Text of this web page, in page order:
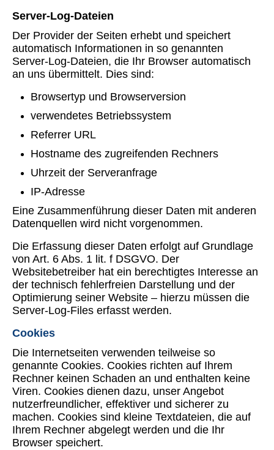
Server-Log-Dateien
Der Provider der Seiten erhebt und speichert
automatisch Informationen in so genannten
Server-Log-Dateien, die Ihr Browser automatisch
an uns übermittelt. Dies sind:
Browsertyp und Browserversion
verwendetes Betriebssystem
Referrer URL
Hostname des zugreifenden Rechners
Uhrzeit der Serveranfrage
IP-Adresse
Eine Zusammenführung dieser Daten mit anderen
Datenquellen wird nicht vorgenommen.
Die Erfassung dieser Daten erfolgt auf Grundlage
von Art. 6 Abs. 1 lit. f DSGVO. Der
Websitebetreiber hat ein berechtigtes Interesse an
der technisch fehlerfreien Darstellung und der
Optimierung seiner Website – hierzu müssen die
Server-Log-Files erfasst werden.
Cookies
Die Internetseiten verwenden teilweise so
genannte Cookies. Cookies richten auf Ihrem
Rechner keinen Schaden an und enthalten keine
Viren. Cookies dienen dazu, unser Angebot
nutzerfreundlicher, effektiver und sicherer zu
machen. Cookies sind kleine Textdateien, die auf
Ihrem Rechner abgelegt werden und die Ihr
Browser speichert.